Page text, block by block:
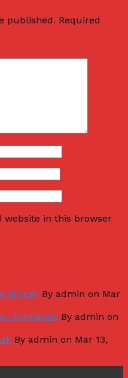
published. Required
website in this browser
Murah By admin on Mar
Pontianak By admin on
By admin on Mar 13,